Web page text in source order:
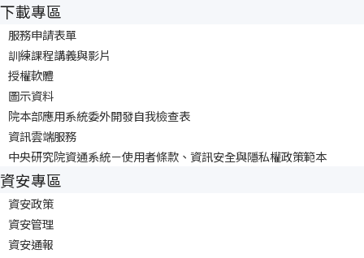
下載專區
服務申請表單
訓練課程講義與影片
授權軟體
圖示資料
院本部應用系統委外開發自我檢查表
資訊雲端服務
中央研究院資通系統－使用者條款、資訊安全與隱私權政策範本
資安專區
資安政策
資安管理
資安通報